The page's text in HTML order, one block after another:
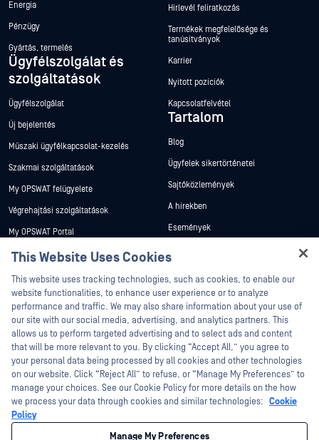
Energia
Pénzügy
Gyártás, termelés
Ügyfélszolgálat és
szolgáltatások
Ügyfélszolgálat
Új bejelentés
Műszaki ügyfélkapcsolat-kezelés
Szakmai szolgáltatások
My OPSWAT felügyelete
Végrehajtási szolgáltatások
My OPSWAT Portal
Műszaki dokumentáció
Képzések
Biztonsági sebezhetőségi program
Partnerek
Tanúsítvány
Technológiai partnerek
Channel partner program
Hírlevél feliratkozás
Termékek megfelelősége és
tanúsítványok
Karrier
Nyitott pozíciók
Kapcsolatfelvétel
Tartalom
Blog
Ügyfelek sikertörténetei
Sajtóközlemények
A hírekben
Események
Fehér könyvek
©2026 OPSWAT . Minden jog fenntartva. OPSWAT, MetaDefender, Metascan,
MetaAccess, az OPSWAT , Trust no File. Trust No Device., OPSWAT , Protecting the
World's Critical Infrastructure, Deep CDR™ Technology, InQuest, az InQuest logó,
This Website Uses Cookies
This website uses tracking technologies, such as cookies, to enable our
website functionalities, to enhance user experience or to analyze
performance and traffic. We may also share information about your use of
our site with our social media, advertising, and analytics partners. This
allows us to perform targeted advertising and to select ads and content
that will be more relevant to you. By clicking “Accept All,” you agree to
your personal data being processed by all cookies and other technologies
on our website. Click “Reject All” to refuse, or “Manage My Preferences” to
manage your choices. See our Cookie Policy for more details on the how
we process your data through cookies and similar technologies: Cookie
Policy
Manage My Preferences
Hey there!
I'm Ozzy, your OPSWAT virtual assistant.
How can I help you secure what's critical
today?